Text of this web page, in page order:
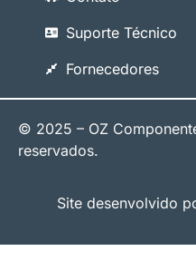
Suporte Técnico
Fornecedores
© 2025 – OZ
reservados.
Site desenvolvido